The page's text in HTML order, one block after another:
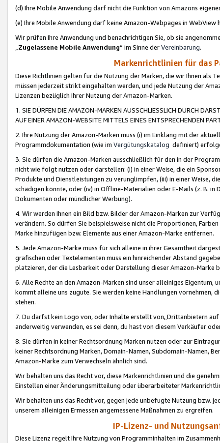
(d) Ihre Mobile Anwendung darf nicht die Funktion von Amazons
(e) Ihre Mobile Anwendung darf keine Amazon-Webpages in WebView
Wir prüfen Ihre Anwendung und benachrichtigen Sie, ob sie
„Zugelassene Mobile Anwendung“ im Sinne derVereinbarung.
Markenrichtlinien für das
Diese Richtlinien gelten für die Nutzung der Marken, die wir Ihnen als
müssen jederzeit strikt eingehalten werden, und jede Nutzung der
Lizenzen bezüglich Ihrer Nutzung der Amazon-Marken.
1. SIE DÜRFEN DIE AMAZON-MARKEN AUSSCHLIESSLICH DURCH
AUF EINER AMAZON-WEBSITE MITTELS EINES ENTSPRECHENDEN
2. Ihre Nutzung der Amazon-Marken muss (i) im Einklang mit der
Programmdokumentation (wie im Vergütungskatalog definiert)
3. Sie dürfen die Amazon-Marken ausschließlich für den in der
nicht wie folgt nutzen oder darstellen: (i) in einer Weise, die ein
Produkte und Dienstleistungen zu verunglimpfen, (iii) in einer Weise,
schädigen könnte, oder (iv) in Offline-Materialien oder E-Mails (z. B. in
Dokumenten oder mündlicher Werbung).
4. Wir werden Ihnen ein Bild bzw. Bilder der Amazon-Marken zur
verändern. So dürfen Sie beispielsweise nicht die Proportionen,
Marke hinzufügen bzw. Elemente aus einer Amazon-Marke entfernen.
5. Jede Amazon-Marke muss für sich alleine in ihrer Gesamtheit
grafischen oder Textelementen muss ein hinreichender Abstand
platzieren, der die Lesbarkeit oder Darstellung dieser Amazon-Marke
6. Alle Rechte an den Amazon-Marken sind unser alleiniges
kommt alleine uns zugute. Sie werden keine Handlungen vornehmen,
stehen.
7. Du darfst kein Logo von, oder Inhalte erstellt von,Drittanbietern auf
anderweitig verwenden, es sei denn, du hast von diesem Verkäufer
8. Sie dürfen in keiner Rechtsordnung Marken nutzen oder zur
keiner Rechtsordnung Marken, Domain-Namen, Subdomain-Namen,
Amazon-Marke zum Verwechseln ähnlich sind.
Wir behalten uns das Recht vor, diese Markenrichtlinien und die
Einstellen einer Änderungsmitteilung oder überarbeiteter
Wir behalten uns das Recht vor, gegen jede unbefugte Nutzung bzw.
unserem alleinigen Ermessen angemessene Maßnahmen zu ergreifen.
IP-Lizenz- und
Diese Lizenz regelt Ihre Nutzung von Programminhalten im